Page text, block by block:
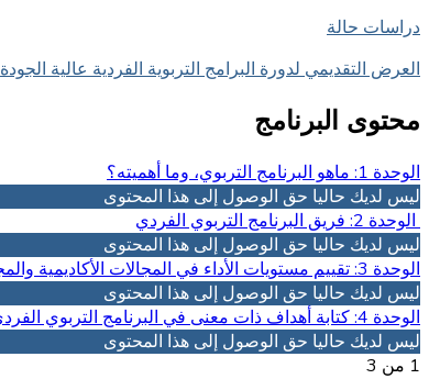
دراسات حالة
العرض التقديمي لدورة البرامج التربوية الفردية عالية الجودة
محتوى البرنامج
الوحدة 1: ماهو البرنامج التربوي، وما أهميته؟
ليس لديك حاليا حق الوصول إلى هذا المحتوى
الوحدة 2: فريق البرنامج التربوي الفردي
ليس لديك حاليا حق الوصول إلى هذا المحتوى
الوحدة 3: تقييم مستويات الأداء في المجالات الأكاديمية والمجالات الوظيفية
ليس لديك حاليا حق الوصول إلى هذا المحتوى
الوحدة 4: كتابة أهداف ذات معنى في البرنامج التربوي الفردي
ليس لديك حاليا حق الوصول إلى هذا المحتوى
1 من 3